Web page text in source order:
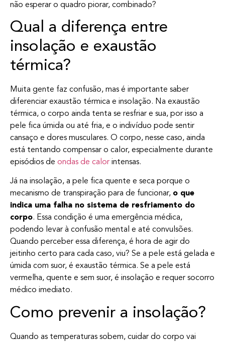
não esperar o quadro piorar, combinado?
Qual a diferença entre
insolação e exaustão
térmica?
Muita gente faz confusão, mas é importante saber
diferenciar exaustão térmica e insolação. Na exaustão
térmica, o corpo ainda tenta se resfriar e sua, por isso a
pele fica úmida ou até fria, e o indivíduo pode sentir
cansaço e dores musculares. O corpo, nesse caso, ainda
está tentando compensar o calor, especialmente durante
episódios de ondas de calor intensas.
Já na insolação, a pele fica quente e seca porque o
mecanismo de transpiração para de funcionar, o que
indica uma falha no sistema de resfriamento do
corpo. Essa condição é uma emergência médica,
podendo levar à confusão mental e até convulsões.
Quando perceber essa diferença, é hora de agir do
jeitinho certo para cada caso, viu? Se a pele está gelada e
úmida com suor, é exaustão térmica. Se a pele está
vermelha, quente e sem suor, é insolação e requer socorro
médico imediato.
Como prevenir a insolação?
Quando as temperaturas sobem, cuidar do corpo vai